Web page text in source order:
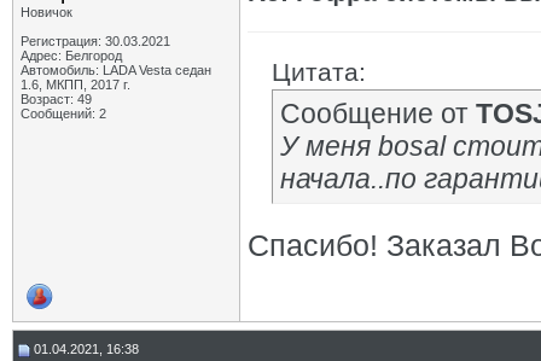
Новичок
Регистрация: 30.03.2021
Адрес: Белгород
Автомобиль: LADA Vesta седан
1.6, МКПП, 2017 г.
Возраст: 49
Сообщений: 2
Цитата:
Сообщение от
У меня bosal стоит
начала..по
Спасибо! Заказал
01.04.2021, 16:38